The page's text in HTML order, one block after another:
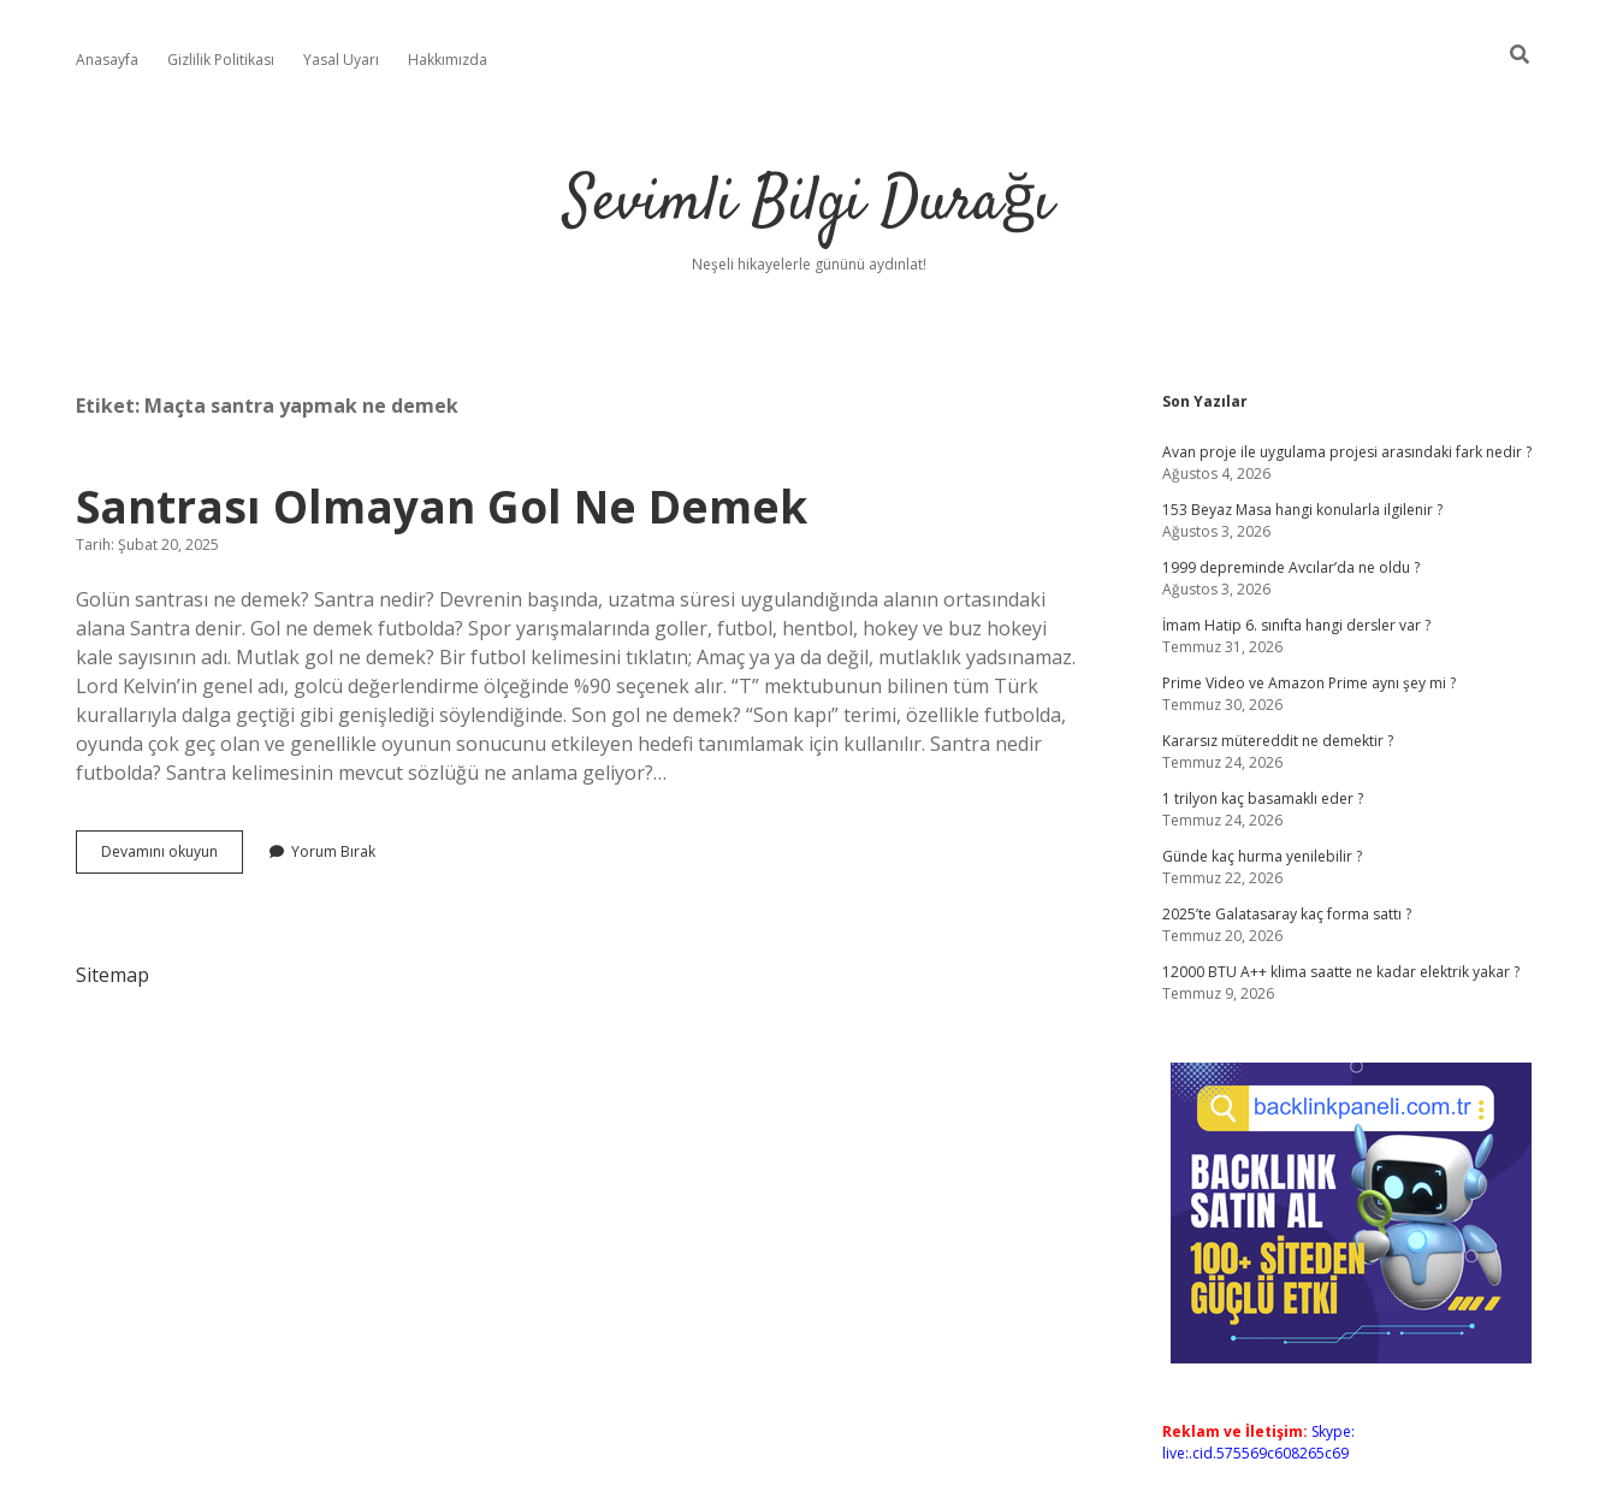
Anasayfa Gizlilik Politikası Yasal Uyarı Hakkımızda
Sevimli Bilgi Durağı
Neşeli hikayelerle gününü aydınlat!
Etiket: Maçta santra yapmak ne demek
Santrası Olmayan Gol Ne Demek
Tarih: Şubat 20, 2025
Golün santrası ne demek? Santra nedir? Devrenin başında, uzatma süresi uygulandığında alanın ortasındaki
alana Santra denir. Gol ne demek futbolda? Spor yarışmalarında goller, futbol, ​​hentbol, ​​hokey ve buz hokeyi
kale sayısının adı. Mutlak gol ne demek? Bir futbol kelimesini tıklatın; Amaç ya ya da değil, mutlaklık yadsınamaz.
Lord Kelvin’in genel adı, golcü değerlendirme ölçeğinde %90 seçenek alır. “T” mektubunun bilinen tüm Türk
kurallarıyla dalga geçtiği gibi genişlediği söylendiğinde. Son gol ne demek? “Son kapı” terimi, özellikle futbolda,
oyunda çok geç olan ve genellikle oyunun sonucunu etkileyen hedefi tanımlamak için kullanılır. Santra nedir
futbolda? Santra kelimesinin mevcut sözlüğü ne anlama geliyor?…
Devamını okuyun Santrası
Olmayan
Yorum Bırak
Sitemap
Sidebar
Son Yazılar
Avan proje ile uygulama projesi arasındaki fark nedir ?
Ağustos 4, 2026
153 Beyaz Masa hangi konularla ilgilenir ?
Ağustos 3, 2026
1999 depreminde Avcılar’da ne oldu ?
Ağustos 3, 2026
İmam Hatip 6. sınıfta hangi dersler var ?
Temmuz 31, 2026
Prime Video ve Amazon Prime aynı şey mi ?
Temmuz 30, 2026
Kararsız mütereddit ne demektir ?
Temmuz 24, 2026
1 trilyon kaç basamaklı eder ?
Temmuz 24, 2026
Günde kaç hurma yenilebilir ?
Temmuz 22, 2026
2025’te Galatasaray kaç forma sattı ?
Temmuz 20, 2026
12000 BTU A++ klima saatte ne kadar elektrik yakar ?
Temmuz 9, 2026
Reklam ve İletişim: Skype:
live:.cid.575569c608265c69